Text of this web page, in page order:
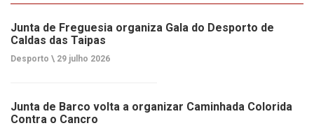
Junta de Freguesia organiza Gala do Desporto de
Caldas das Taipas
Desporto \ 29 julho 2026
Junta de Barco volta a organizar Caminhada Colorida
Contra o Cancro